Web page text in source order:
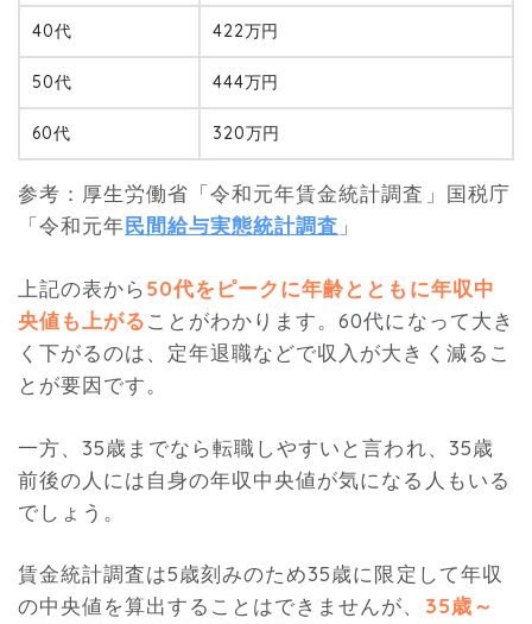
40代 422万円
50代 444万円
60代 320万円
参考：厚生労働省「令和元年賃金統計調査」国税庁
「令和元年民間給与実態統計調査 」
上記の表から50代をピークに年齢とともに年収中
央値も上がることがわかります。60代になって大き
く下がるのは、定年退職などで収入が大きく減るこ
とが要因です。
一方、35歳までなら転職しやすいと言われ、35歳
前後の人には自身の年収中央値が気になる人もいる
でしょう。
賃金統計調査は5歳刻みのため35歳に限定して年収
の中央値を算出することはできませんが、 35歳～